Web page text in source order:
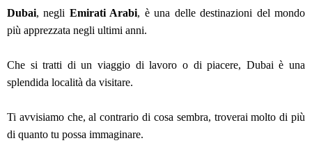
Dubai, negli Emirati Arabi, è una delle destinazioni del mondo
più apprezzata negli ultimi anni.
Che si tratti di un viaggio di lavoro o di piacere, Dubai è una
splendida località da visitare.
Ti avvisiamo che, al contrario di cosa sembra, troverai molto di più
di quanto tu possa immaginare.